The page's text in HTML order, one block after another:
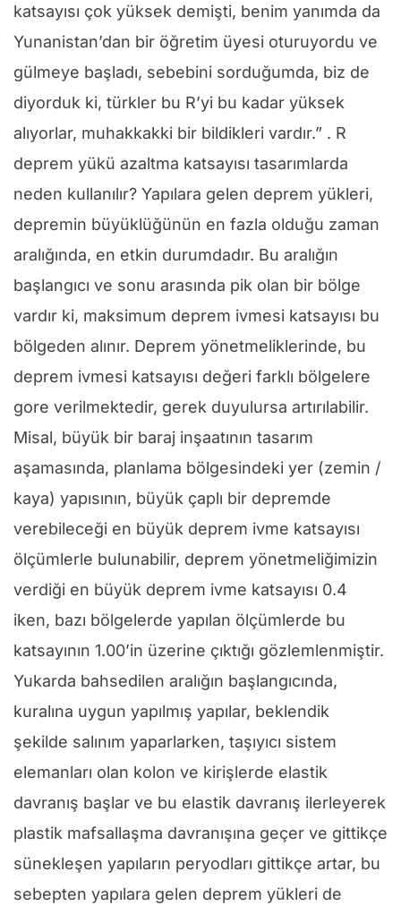
katsayısı çok yüksek demişti, benim yanımda da
Yunanistan’dan bir öğretim üyesi oturuyordu ve
gülmeye başladı, sebebini sorduğumda, biz de
diyorduk ki, türkler bu R’yi bu kadar yüksek
alıyorlar, muhakkakki bir bildikleri vardır.” . R
deprem yükü azaltma katsayısı tasarımlarda
neden kullanılır? Yapılara gelen deprem yükleri,
depremin büyüklüğünün en fazla olduğu zaman
aralığında, en etkin durumdadır. Bu aralığın
başlangıcı ve sonu arasında pik olan bir bölge
vardır ki, maksimum deprem ivmesi katsayısı bu
bölgeden alınır. Deprem yönetmeliklerinde, bu
deprem ivmesi katsayısı değeri farklı bölgelere
gore verilmektedir, gerek duyulursa artırılabilir.
Misal, büyük bir baraj inşaatının tasarım
aşamasında, planlama bölgesindeki yer (zemin /
kaya) yapısının, büyük çaplı bir depremde
verebileceği en büyük deprem ivme katsayısı
ölçümlerle bulunabilir, deprem yönetmeliğimizin
verdiği en büyük deprem ivme katsayısı 0.4
iken, bazı bölgelerde yapılan ölçümlerde bu
katsayının 1.00’in üzerine çıktığı gözlemlenmiştir.
Yukarda bahsedilen aralığın başlangıcında,
kuralına uygun yapılmış yapılar, beklendik
şekilde salınım yaparlarken, taşıyıcı sistem
elemanları olan kolon ve kirişlerde elastik
davranış başlar ve bu elastik davranış ilerleyerek
plastik mafsallaşma davranışına geçer ve gittikçe
sünekleşen yapıların peryodları gittikçe artar, bu
sebepten yapılara gelen deprem yükleri de